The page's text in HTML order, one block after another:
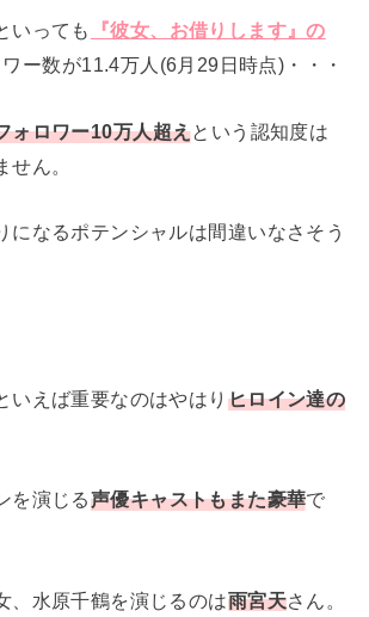
いっても
『彼女、お借りします』の
ー数が11.4万人(6月29日時点)・・・
ォロワー10万人超えという認知度は
ん。
になるポテンシャルは間違いなさそう
いえば重要なのはやはり ヒロイン達の
を演じる声優キャストもまた豪華で
、水原千鶴を演じるのは雨宮天さん。